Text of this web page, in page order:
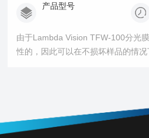
产品型号
由于Lambda Vision TFW-100分光
性的，因此可以在不损坏样品的情况